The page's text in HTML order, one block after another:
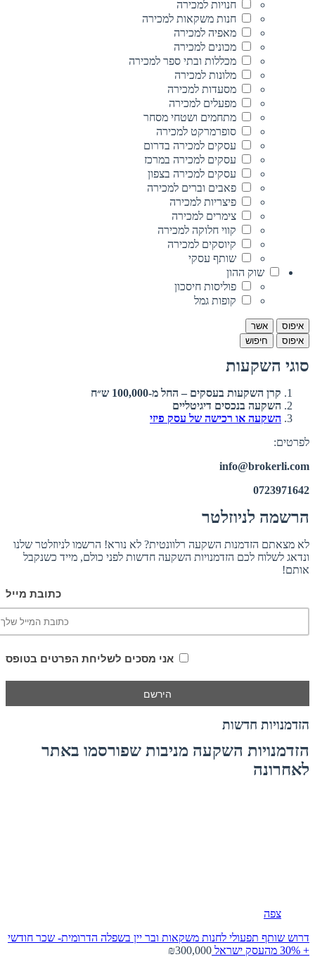
חנויות למכירה
חנות משקאות למכירה
מאפיה למכירה
מכונים למכירה
מכללות ובתי ספר למכירה
מלונות למכירה
מסעדות למכירה
מפעלים למכירה
מתחמים ושטחי מסחר
סופרמרקט למכירה
עסקים למכירה בדרום
עסקים למכירה במרכז
עסקים למכירה בצפון
פאבים וברים למכירה
פיצריות למכירה
צימרים למכירה
קווי חלוקה למכירה
קיוסקים למכירה
שותף עסקי
שוק ההון
פוליסות חיסכון
קופות גמל
איפוס
אשר
איפוס
חיפוש
סוגי השקעות
קרן השקעות בעסקים – החל מ-100,000 ש״ח
השקעה בנכסים דיגיטליים
השקעה או רכישה של עסק פיזי
לפרטים:
info@brokerli.com
0723971642
הרשמה לניוזלטר
לא מצאתם הזדמנות השקעה רלוונטית? לא נורא! הרשמו לניוזלטר שלנו
ונדאג לשלוח לכם הזדמנויות השקעה חדשות לפני כולם, מייד כשנקבל
אותם!
כתובת מייל
אני מסכים לשליחת הפרטים בטופס
הזדמנויות חדשות
הזדמנויות השקעה מניבות שפורסמו באתר
לאחרונה
צפה
דרוש שותף תפעולי לחנות משקאות ובר יין בשפלה הדרומית- שכר חודשי
+ 30% מהעסק
ישראל ₪300,000